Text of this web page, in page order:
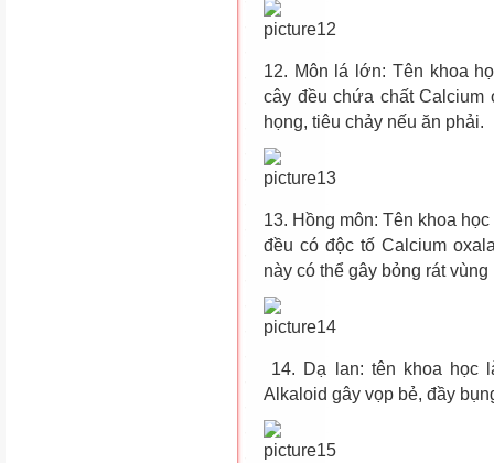
12. Môn lá lớn: Tên khoa
cây đều chứa chất Calcium
họng, tiêu chảy nếu ăn phải.
13. Hồng môn: Tên khoa
đều có độc tố Calcium
này có thể gây bỏng rát
14. Dạ lan: tên khoa học
Alkaloid gây vọp bẻ, đầy